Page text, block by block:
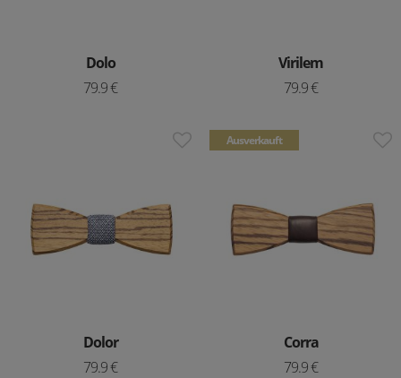
Dolo
79.9 €
Virilem
79.9 €
Dolor
79.9 €
Ausverkauft
Corra
79.9 €